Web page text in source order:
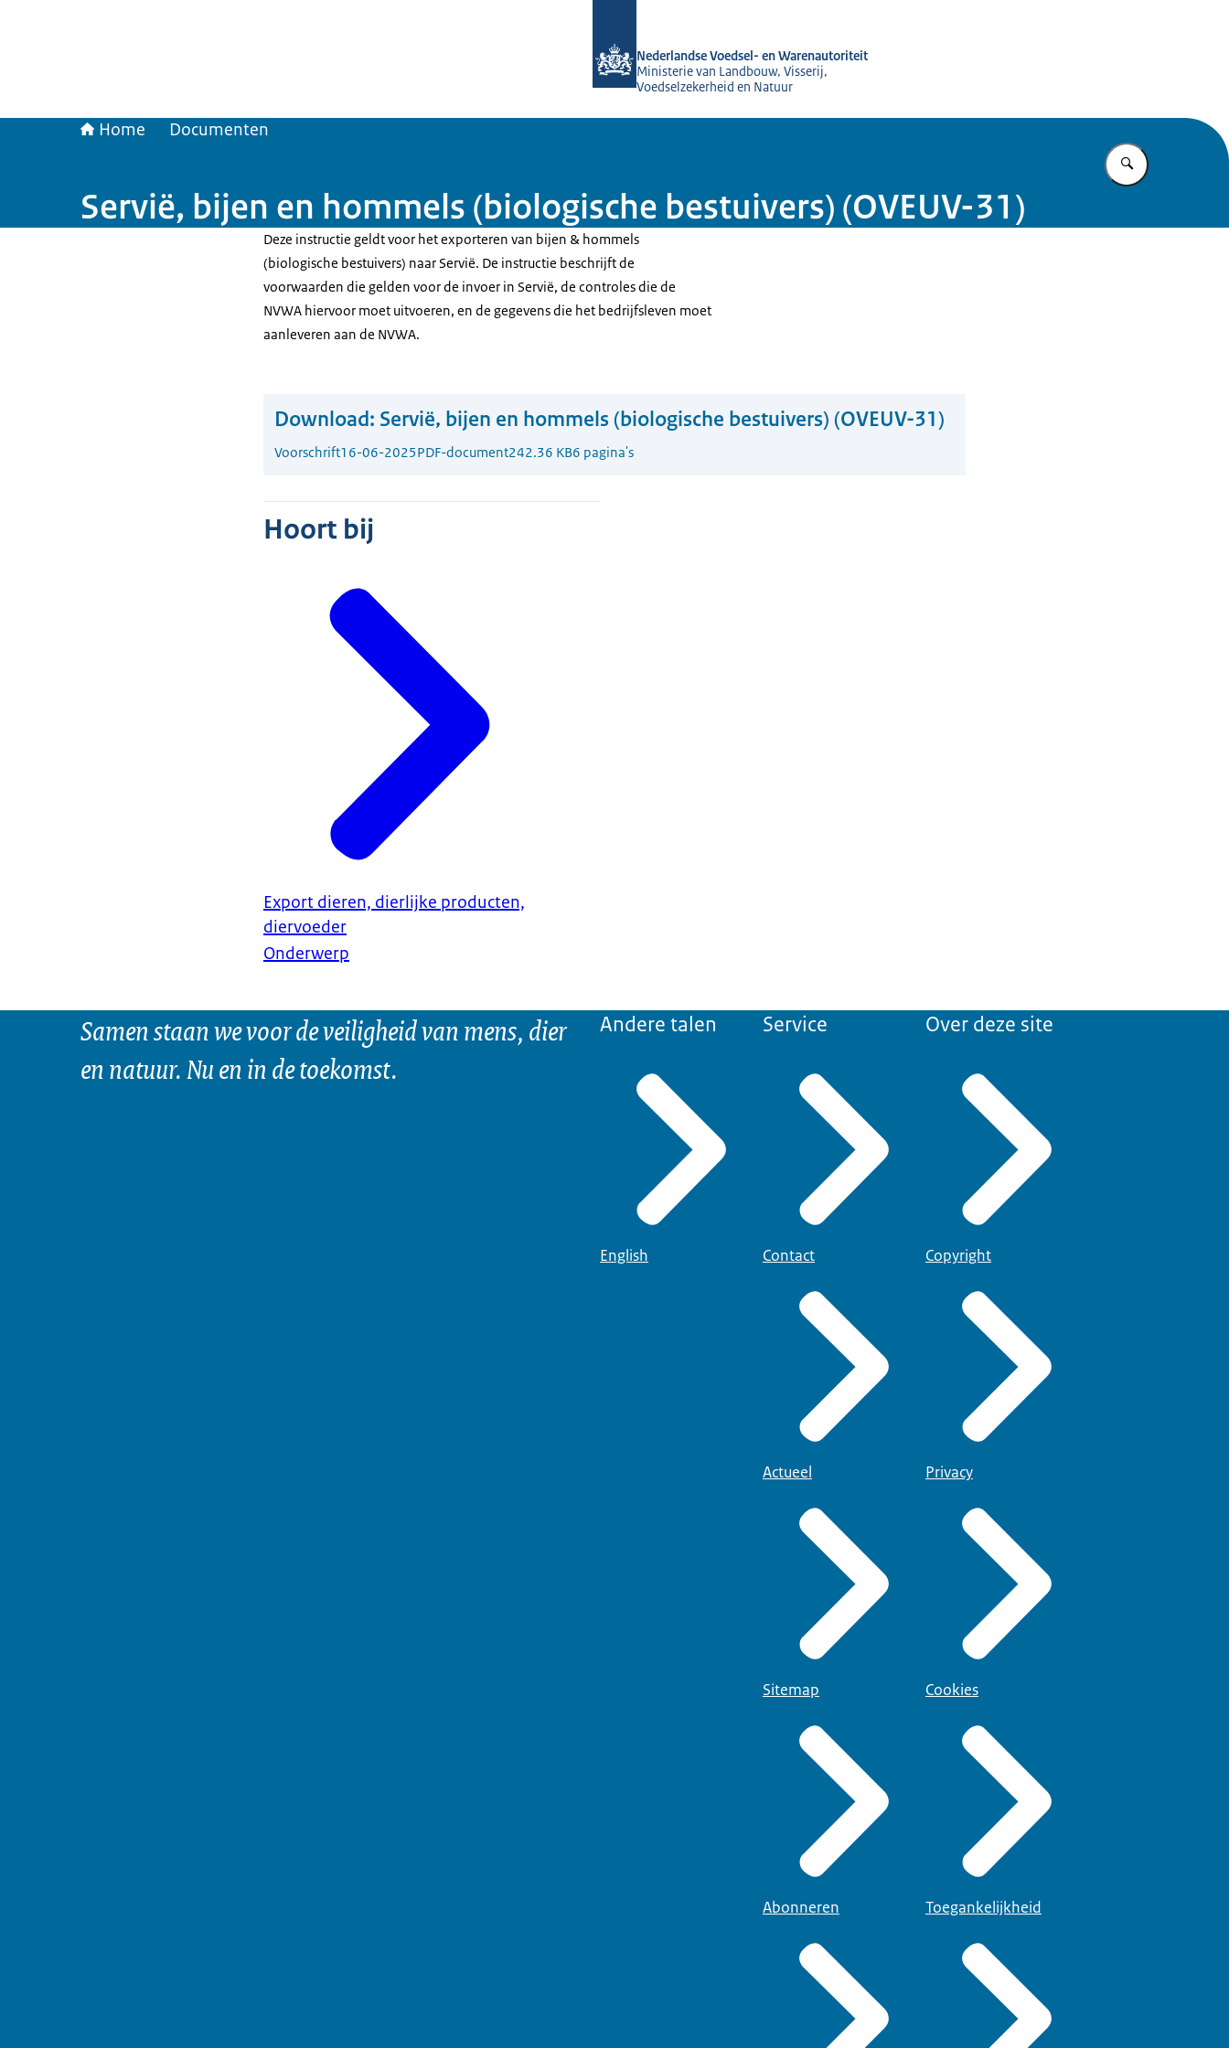
Nederlandse Voedsel- en Warenautoriteit
Ministerie van Landbouw, Visserij,
Voedselzekerheid en Natuur
Home Documenten
Vul in wat u
Servië, bijen en hommels (biologische bestuivers) (OVEUV-31)
Deze instructie geldt voor het exporteren van bijen & hommels
(biologische bestuivers) naar Servië. De instructie beschrijft de
voorwaarden die gelden voor de invoer in Servië, de controles die de
NVWA hiervoor moet uitvoeren, en de gegevens die het bedrijfsleven moet
aanleveren aan de NVWA.
Download: Servië, bijen en hommels (biologische bestuivers) (OVEUV-31)
Voorschrift16-06-2025PDF-document242.36 KB6 pagina's
Hoort bij
Export dieren, dierlijke producten,
diervoeder
Onderwerp
Samen staan we voor de veiligheid van mens, dier
en natuur. Nu en in de toekomst.
Andere talen
English
Service
Contact
Actueel
Sitemap
Abonneren
Over deze site
Copyright
Privacy
Cookies
Toegankelijkheid